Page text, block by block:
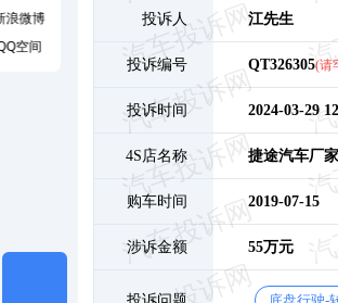
投诉人 江先生
投诉编号 QT326305(请
投诉时间 2024-03-29
4S店名称 捷途汽车厂家
购车时间 2019-07-15
涉诉金额 55万元
浪微博
空间